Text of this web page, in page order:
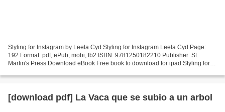
Styling for Instagram by Leela Cyd Styling for Instagram Leela Cyd Page:
192 Format: pdf, ePub, mobi, fb2 ISBN: 9781250182210 Publisher: St.
Martin's Press Download eBook Free book to download for ipad Styling for
[download pdf] La Vaca que se subio a un arbol